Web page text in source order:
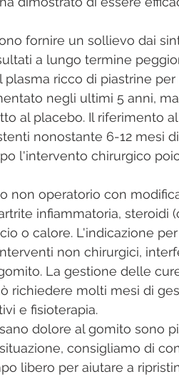
fornire un sollievo dai
a lungo termine
ricco di piastrine
negli ultimi 5 anni,
al placebo. Il riferimento
nonostante 6-12 mesi
l'intervento chirurgico
non operatorio con
infiammatoria, steroidi
o calore. L'indicazione
non chirurgici,
La gestione delle
richiedere molti mesi di
e fisioterapia.
dolore al gomito sono
consigliamo di
libero per aiutare a